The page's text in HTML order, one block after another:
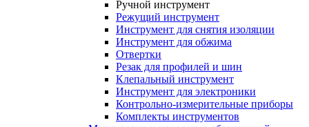
Ручной инструмент
Режущий инструмент
Инструмент для снятия изоляции
Инструмент для обжима
Отвертки
Резак для профилей и шин
Клепальный инструмент
Инструмент для электроники
Контрольно-измерительные приборы
Комплекты инструментов